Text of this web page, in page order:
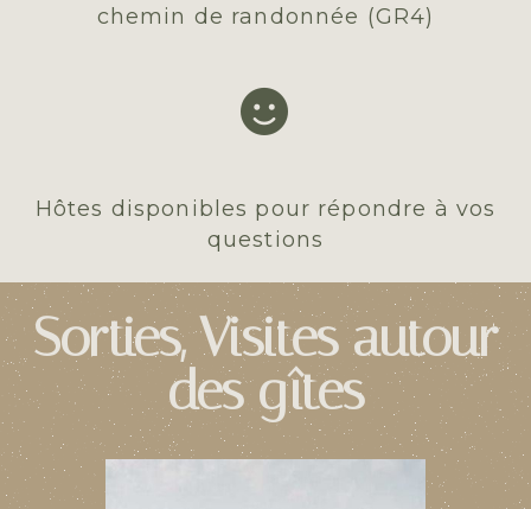
chemin de randonnée (GR4)

Hôtes disponibles pour répondre à vos
questions
Sorties, Visites autour
des gîtes